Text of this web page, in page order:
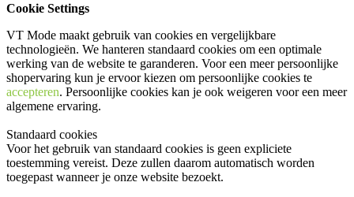
Cookie Settings
VT Mode maakt gebruik van cookies en vergelijkbare
technologieën. We hanteren standaard cookies om een optimale
werking van de website te garanderen. Voor een meer persoonlijke
shopervaring kun je ervoor kiezen om persoonlijke cookies te
accepteren. Persoonlijke cookies kan je ook weigeren voor een meer
algemene ervaring.
Standaard cookies
Voor het gebruik van standaard cookies is geen expliciete
toestemming vereist. Deze zullen daarom automatisch worden
toegepast wanneer je onze website bezoekt.